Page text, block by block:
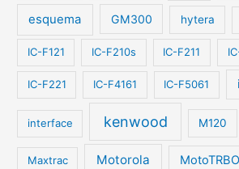
esquema GM300 hytera
IC-F121 IC-F210s IC-F211
IC-F221 IC-F4161 IC-F5061
interface kenwood M120
Maxtrac Motorola MotoTRBO